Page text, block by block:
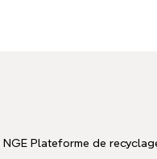
NGE Plateforme de